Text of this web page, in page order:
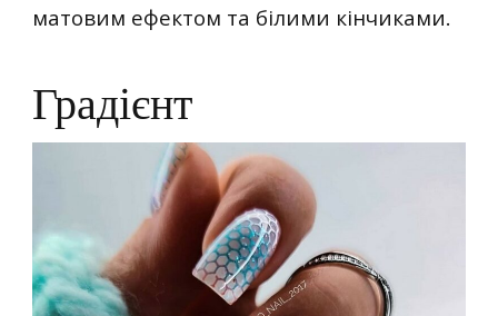
матовим ефектом та білими кінчиками.
Градієнт